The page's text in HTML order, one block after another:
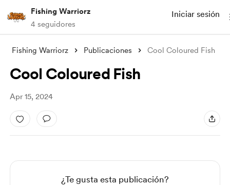
Fishing Warriorz
4 seguidores
Iniciar sesión
Fishing Warriorz Publicaciones Cool Coloured Fish
Cool Coloured Fish
Apr 15, 2024
¿Te gusta esta publicación?